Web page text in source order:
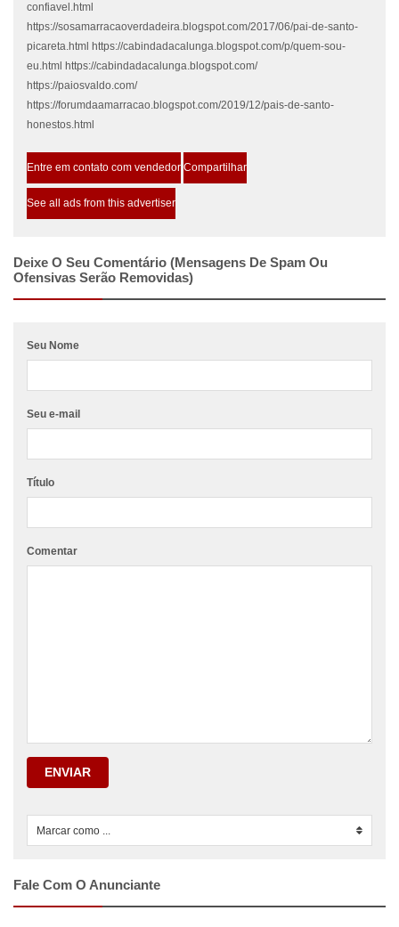
confiavel.html
https://sosamarracaoverdadeira.blogspot.com/2017/06/pai-de-santo-
picareta.html https://cabindadacalunga.blogspot.com/p/quem-sou-
eu.html https://cabindadacalunga.blogspot.com/
https://paiosvaldo.com/
https://forumdaamarracao.blogspot.com/2019/12/pais-de-santo-
honestos.html
Entre em contato com vendedor Compartilhar
See all ads from this advertiser
Deixe O Seu Comentário (mensagens De Spam Ou
Ofensivas Serão Removidas)
Seu Nome
Seu e-mail
Título
Comentar
ENVIAR
Marcar como ...
Fale Com O Anunciante